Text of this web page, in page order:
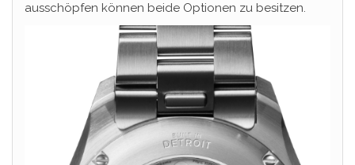
ausschöpfen können beide Optionen zu besitzen.